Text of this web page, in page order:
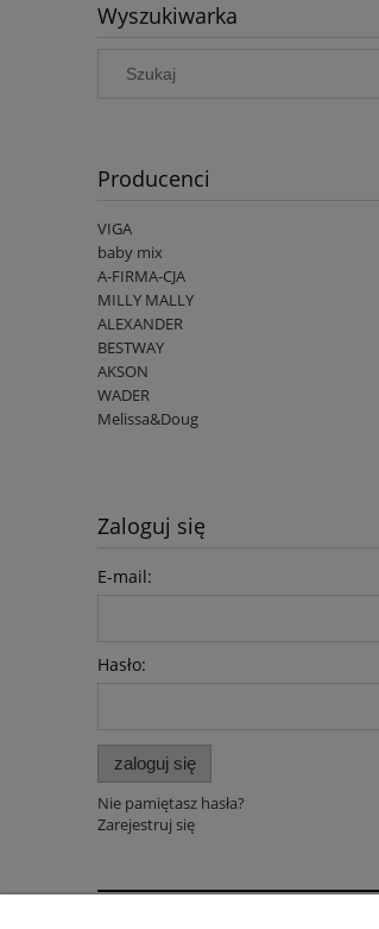
Wyszukiwarka
Producenci
VIGA
baby mix
A-FIRMA-CJA
MILLY MALLY
ALEXANDER
BESTWAY
AKSON
WADER
Melissa&Doug
Zaloguj się
E-mail:
Hasło:
zaloguj się
Nie pamiętasz hasła?
Zarejestruj się